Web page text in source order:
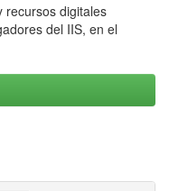
recursos digitales
del IIS, en el